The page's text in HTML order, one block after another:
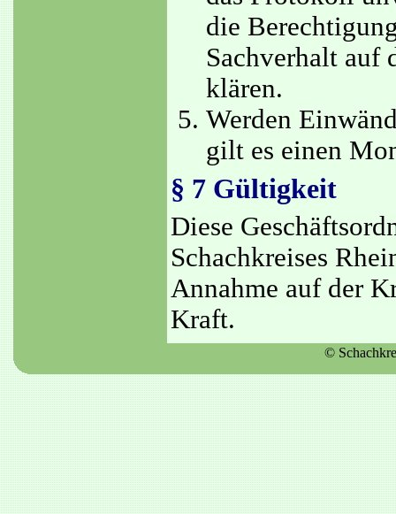
die
Sachverhalt auf
klären.
Werden
gilt es einen
§ 7 Gültigkeit
Diese
Schachkreises
Annahme auf der
Kraft.
©